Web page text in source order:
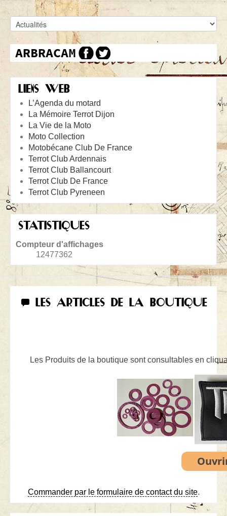
LIENS WEB
L’Agenda du motard
La Mémoire Terrot Dijon
La Vie de la Moto
Moto Collection
Motobécane Club De France
Terrot Club Ardennais
Terrot Club Ballancourt
Terrot Club De France
Terrot Club Pyreneen
STATISTIQUES
Compteur d'affichages
12477362
LES ARTICLES DE LA BOUTIQUE
Les Produits de la boutique sont consultables en
Commander par le formulaire de contact du site.